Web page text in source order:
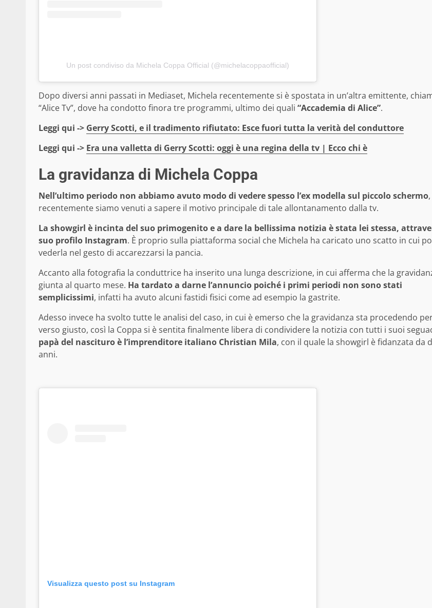
Un post condiviso da Michela Coppa Official (@michelacoppaofficial)
Dopo diversi anni passati in Mediaset, Michela recentemente si è spostata in un’altra emittente,
“Alice Tv”, dove ha condotto finora tre programmi, ultimo dei quali “Accademia di Alice”.
Leggi qui -> Gerry Scotti, e il tradimento rifiutato: Esce fuori tutta la verità del conduttore
Leggi qui -> Era una valletta di Gerry Scotti: oggi è una regina della tv | Ecco chi è
La gravidanza di Michela Coppa
Nell’ultimo periodo non abbiamo avuto modo di vedere spesso l’ex modella sul piccolo schermo
recentemente siamo venuti a sapere il motivo principale di tale allontanamento dalla tv.
La showgirl è incinta del suo primogenito e a dare la bellissima notizia è stata lei stessa,
suo profilo Instagram. È proprio sulla piattaforma social che Michela ha caricato uno scatto in cui
vederla nel gesto di accarezzarsi la pancia.
Accanto alla fotografia la conduttrice ha inserito una lunga descrizione, in cui afferma che la
giunta al quarto mese. Ha tardato a darne l’annuncio poiché i primi periodi non sono stati
semplicissimi, infatti ha avuto alcuni fastidi fisici come ad esempio la gastrite.
Adesso invece ha svolto tutte le analisi del caso, in cui è emerso che la gravidanza sta procedendo
verso giusto, così la Coppa si è sentita finalmente libera di condividere la notizia con tutti i suoi
papà del nascituro è l’imprenditore italiano Christian Mila, con il quale la showgirl è fidanzata da
anni.
Visualizza questo post su Instagram